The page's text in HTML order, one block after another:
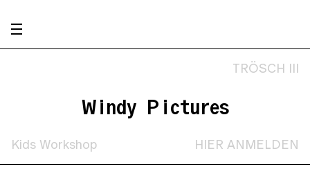
TRÖSCH III
Windy Pictures
Kids Workshop HIER ANMELDEN